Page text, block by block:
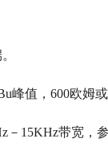
峰值，600欧姆
－15KHz带宽，